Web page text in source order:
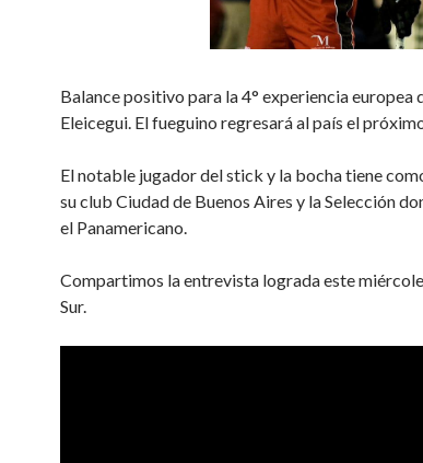
Balance positivo para la 4° experiencia europea
Eleicegui. El fueguino regresará al país el
El notable jugador del stick y la bocha tiene
su club Ciudad de Buenos Aires y la Selección
el Panamericano.
Compartimos la entrevista lograda este
Sur.